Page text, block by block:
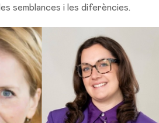
semblances i les diferències.